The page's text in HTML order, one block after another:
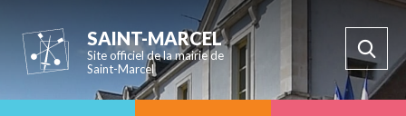
SAINT-MARCEL
Site officiel de la mairie de
Saint-Marcel